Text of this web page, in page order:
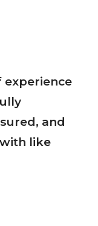
experience
and
like